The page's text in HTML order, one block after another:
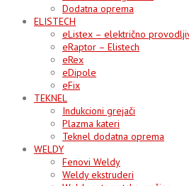
Dodatna oprema
ELISTECH
eListex – električno
eRaptor – Elistech
eRex
eDipole
eFix
TEKNEL
Indukcioni grejači
Plazma kateri
Teknel dodatna oprema
WELDY
Fenovi Weldy
Weldy ekstruderi